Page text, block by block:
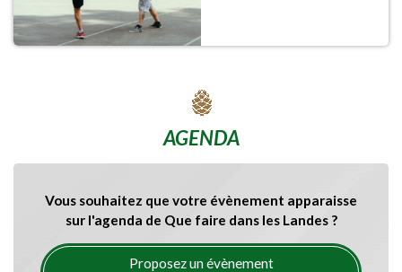
AGENDA
Vous souhaitez que votre évènement apparaisse
sur l'agenda de Que faire dans les Landes ?
Proposez un évènement